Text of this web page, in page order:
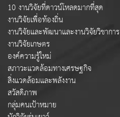
10 งานวิจัยที่ดาวน์โหลดมากที่สุด
งานวิจัยเพื่อท้องถิ่น
งานวิจัยและพัฒนาและงานวิจัยวิชาการ
งานวิจัยเกษตร
องค์ความรู้ใหม่
สภาวะแวดล้อมทางเศรษฐกิจ
สิ่งแวดล้อมและพลังงาน
สวัสดิภาพ
กลุ่มคนเป้าหมาย